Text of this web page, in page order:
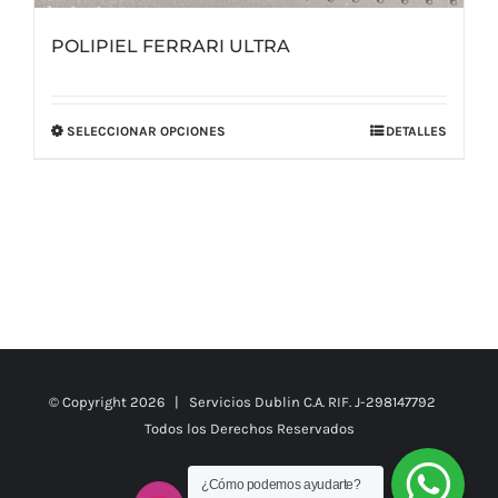
POLIPIEL FERRARI ULTRA
SELECCIONAR OPCIONES
se
la
DETALLES
© Copyright 2026 | Servicios Dublin C.A. RIF. J-298147792
Todos los Derechos Reservados
¿Cómo podemos ayudarte?